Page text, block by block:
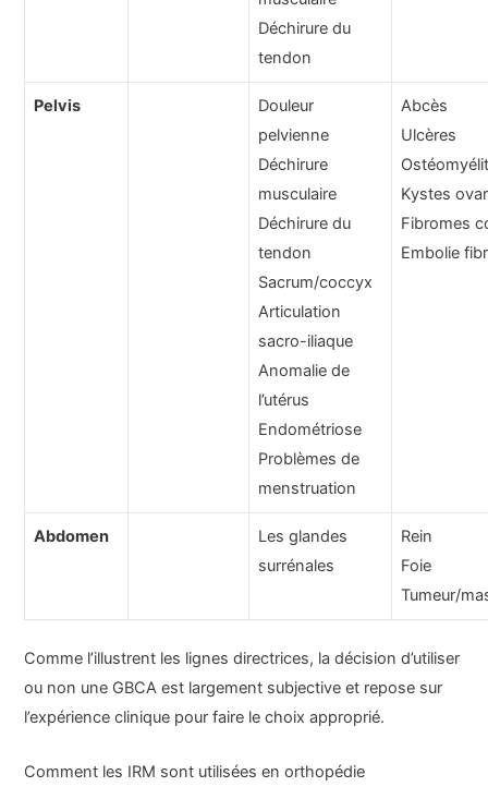
Déchirure du
tendon
Pelvis
Douleur
pelvienne
Déchirure
musculaire
Déchirure du
tendon
Sacrum/coccyx
Articulation
sacro-iliaque
Anomalie de
l’utérus
Endométriose
Problèmes de
menstruation
Abcès
Ulcères
Kystes
Fibromes
Embolie
Abdomen
Les glandes
surrénales
Rein
Foie
Tumeur/
Comme l’illustrent les lignes directrices, la décision d’utiliser
ou non une GBCA est largement subjective et repose sur
l’expérience clinique pour faire le choix approprié.
Comment les IRM sont utilisées en orthopédie